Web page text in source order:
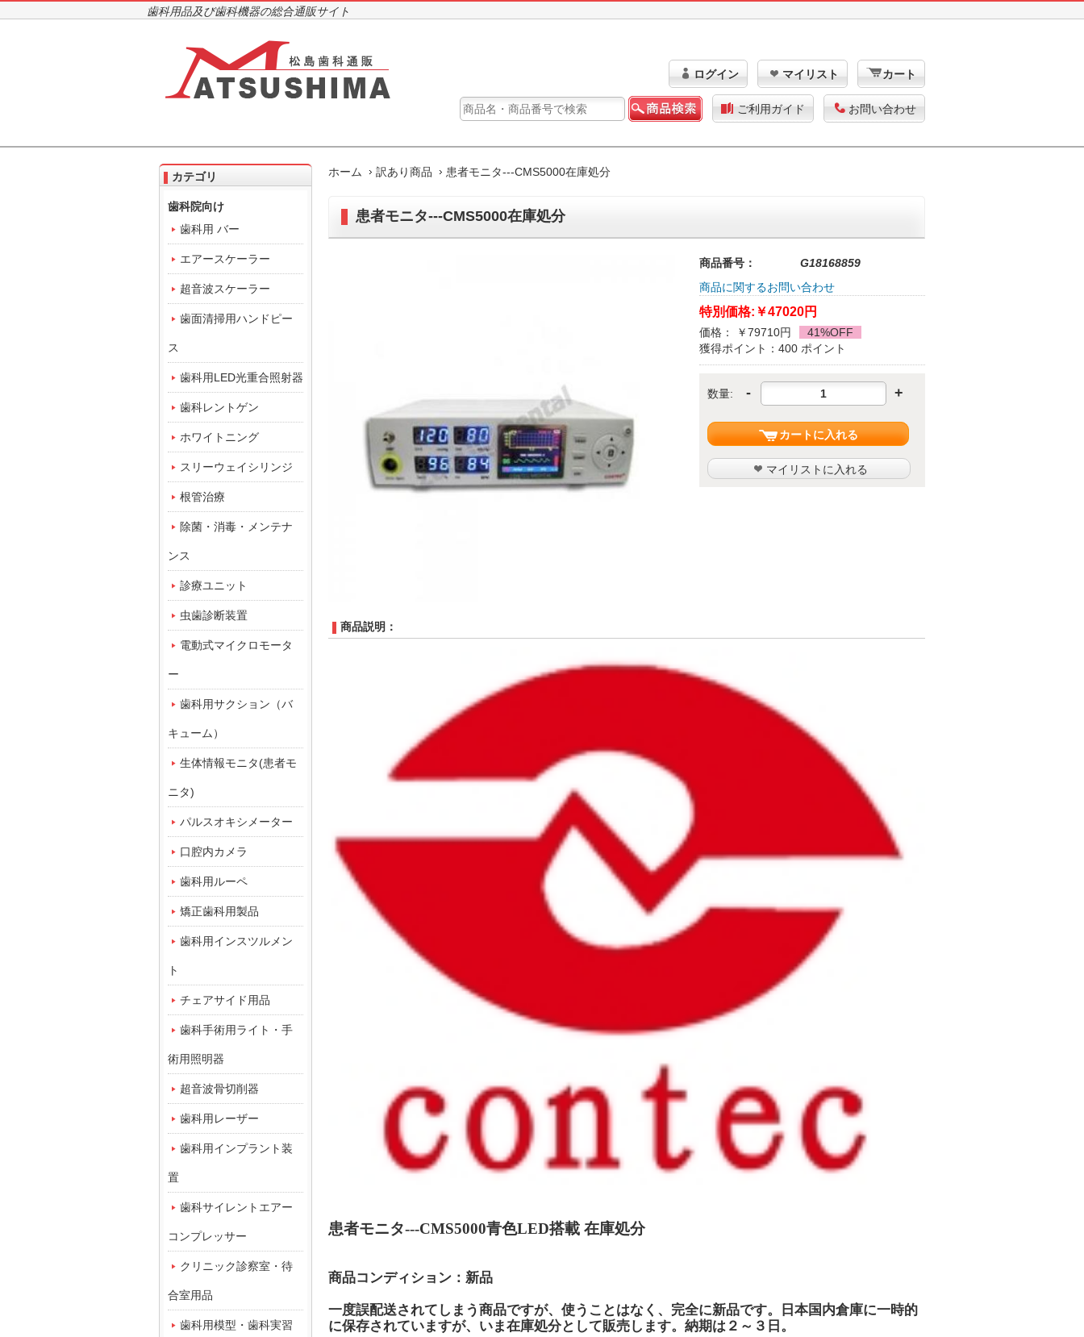
歯科用品及び歯科機器の総合通販サイト
ログイン マイリスト カート
ご利用ガイド お問い合わせ
ホーム 訳あり商品 患者モニタ---CMS5000在庫処分
患者モニタ---CMS5000在庫処分
商品番号：
G18168859
商品に関するお問い合わせ
特別価格: ￥47020円
価格： ￥79710円
41%OFF
獲得ポイント：400 ポイント
数量: - +
カートに入れる
マイリストに入れる
商品説明：
患者モニタ---CMS5000青色LED搭載 在庫処分
商品コンディション：新品
一度誤配送されてしまう商品ですが、使うことはなく、完全に新品です。日本国内倉庫に一時的
に保存されていますが、いま在庫処分として販売します。納期は２～３日。
カテゴリ
歯科院向け
歯科用 バー
エアースケーラー
超音波スケーラー
歯面清掃用ハンドピー
ス
歯科用LED光重合照射器
歯科レントゲン
ホワイトニング
スリーウェイシリンジ
根管治療
除菌・消毒・メンテナ
ンス
診療ユニット
虫歯診断装置
電動式マイクロモータ
ー
歯科用サクション（バ
キューム）
生体情報モニタ(患者モ
ニタ)
パルスオキシメーター
口腔内カメラ
歯科用ルーペ
矯正歯科用製品
歯科用インスツルメン
ト
チェアサイド用品
歯科手術用ライト・手
術用照明器
超音波骨切削器
歯科用レーザー
歯科用インプラント装
置
歯科サイレントエアー
コンプレッサー
クリニック診察室・待
合室用品
歯科用模型・歯科実習